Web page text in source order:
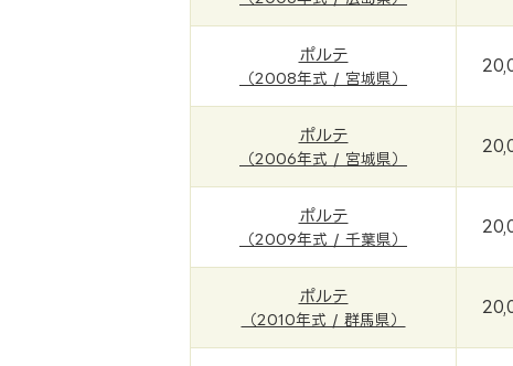
ポルテ
（2008年式 / 宮城県）
ポルテ
（2006年式 / 宮城県）
ポルテ
（2009年式 / 千葉県）
ポルテ
（2010年式 / 群馬県）